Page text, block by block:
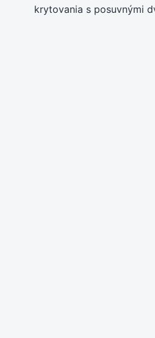
krytovania s posuvnými